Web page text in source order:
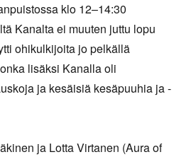
klo 12–14:30
Kanalta ei muuten juttu lopu
ohikulkijoita jo pelkällä
lisäksi Kanalla oli
ja kesäisiä kesäpuuhia ja -
ja Lotta Virtanen (Aura of